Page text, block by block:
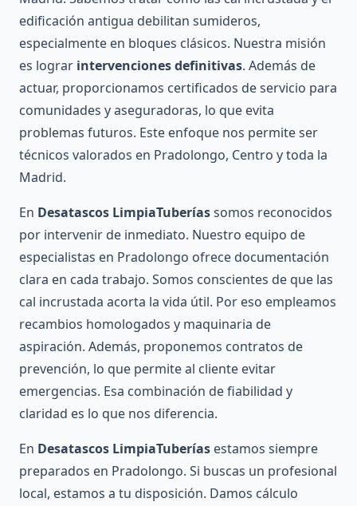
edificación antigua debilitan sumideros,
especialmente en bloques clásicos. Nuestra misión
es lograr intervenciones definitivas. Además de
actuar, proporcionamos certificados de servicio para
comunidades y aseguradoras, lo que evita
problemas futuros. Este enfoque nos permite ser
técnicos valorados en Pradolongo, Centro y toda la
Madrid.
En Desatascos LimpiaTuberíassomos reconocidos
por intervenir de inmediato. Nuestro equipo de
especialistas en Pradolongo ofrece documentación
clara en cada trabajo. Somos conscientes de que las
cal incrustada acorta la vida útil. Por eso empleamos
recambios homologados y maquinaria de
aspiración. Además, proponemos contratos de
prevención, lo que permite al cliente evitar
emergencias. Esa combinación de fiabilidad y
claridad es lo que nos diferencia.
En Desatascos LimpiaTuberías estamos siempre
preparados en Pradolongo. Si buscas un profesional
local, estamos a tu disposición. Damos cálculo